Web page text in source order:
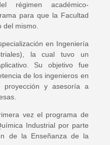
régimen académico-
para que la Facultad
del mismo.
en Ingeniería
la cual tuvo un
Su objetivo fue
de los ingenieros en
proyección y asesoría a
vez el programa de
Industrial por parte
de la Enseñanza de la